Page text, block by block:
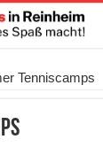
Tenniscamps